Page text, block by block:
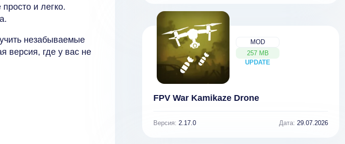
и легко.
незабываемые
версия, где у вас не
MOD
257 MB
UPDATE
NEW
FPV War Kamikaze Drone
Версия: 2.17.0 Дата: 29.07.2026